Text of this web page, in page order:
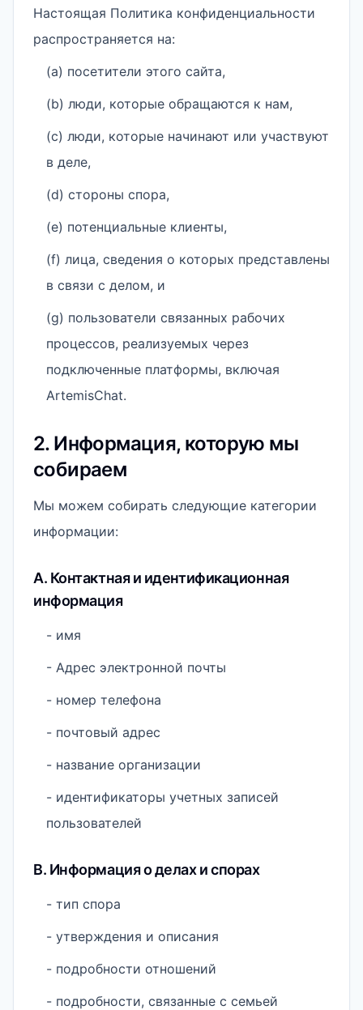
Настоящая Политика конфиденциальности
распространяется на:
(a) посетители этого сайта,
(b) люди, которые обращаются к нам,
(c) люди, которые начинают или участвуют
в деле,
(d) стороны спора,
(e) потенциальные клиенты,
(f) лица, сведения о которых представлены
в связи с делом, и
(g) пользователи связанных рабочих
процессов, реализуемых через
подключенные платформы, включая
ArtemisChat.
2. Информация, которую мы
собираем
Мы можем собирать следующие категории
информации:
A. Контактная и идентификационная
информация
- имя
- Адрес электронной почты
- номер телефона
- почтовый адрес
- название организации
- идентификаторы учетных записей
пользователей
B. Информация о делах и спорах
- тип спора
- утверждения и описания
- подробности отношений
- подробности, связанные с семьей